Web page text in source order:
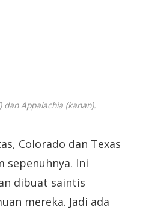
dan Appalachia (kanan).
Colorado dan Texas
sepenuhnya. Ini
dibuat saintis
mereka. Jadi ada